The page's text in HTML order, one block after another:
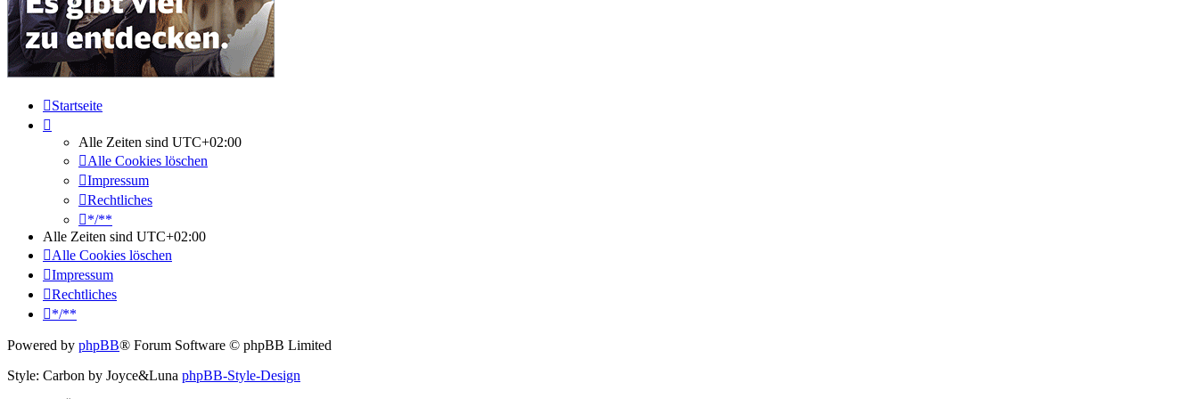
Startseite
Alle Zeiten sind UTC+02:00
Alle Cookies löschen
Impressum
Rechtliches
*/**
Alle Zeiten sind UTC+02:00
Alle Cookies löschen
Impressum
Rechtliches
*/**
Powered by phpBB® Forum Software © phpBB Limited
Style: Carbon by Joyce&Luna phpBB-Style-Design